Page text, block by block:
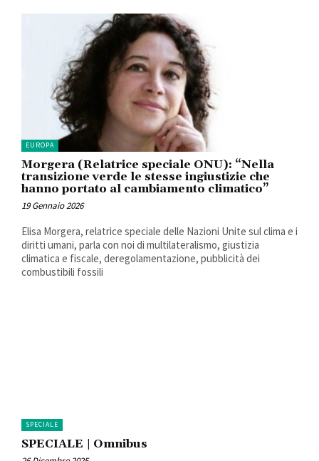
EUROPA
Morgera (Relatrice speciale ONU): “Nella
transizione verde le stesse ingiustizie che
hanno portato al cambiamento climatico”
19 Gennaio 2026
Elisa Morgera, relatrice speciale delle Nazioni Unite sul clima e i
diritti umani, parla con noi di multilateralismo, giustizia
climatica e fiscale, deregolamentazione, pubblicità dei
combustibili fossili
SPECIALE
SPECIALE | Omnibus